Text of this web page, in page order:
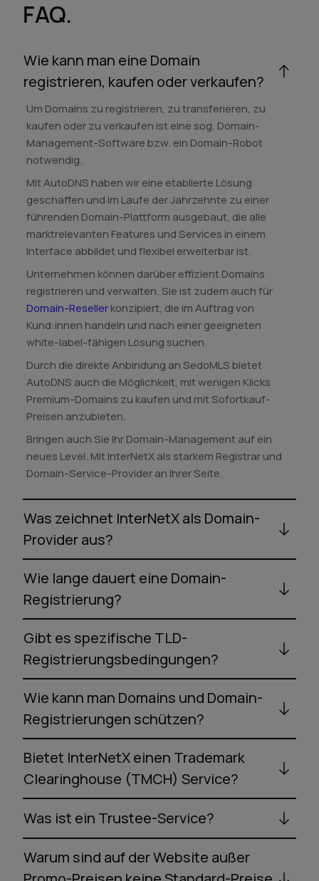
FAQ.
Wie kann man eine Domain
registrieren, kaufen oder verkaufen?
Um Domains zu registrieren, zu transferieren, zu
kaufen oder zu verkaufen ist eine sog. Domain-
Management-Software bzw. ein Domain-Robot
notwendig.
Mit AutoDNS haben wir eine etablierte Lösung
geschaffen und im Laufe der Jahrzehnte zu einer
führenden Domain-Plattform ausgebaut, die alle
marktrelevanten Features und Services in einem
Interface abbildet und flexibel erweiterbar ist.
Unternehmen können darüber effizient Domains
registrieren und verwalten. Sie ist zudem auch für
Domain-Resellerkonzipiert, die im Auftrag von
Kund:innen handeln und nach einer geeigneten
white-label-fähigen Lösung suchen.
Durch die direkte Anbindung an SedoMLS bietet
AutoDNS auch die Möglichkeit, mit wenigen Klicks
Premium-Domains zu kaufen und mit Sofortkauf-
Preisen anzubieten.
Bringen auch Sie Ihr Domain-Management auf ein
neues Level. Mit InterNetX als starkem Registrar und
Domain-Service-Provider an Ihrer Seite.
Was zeichnet InterNetX als Domain-
Provider aus?
Wie lange dauert eine Domain-
Registrierung?
Gibt es spezifische TLD-
Registrierungsbedingungen?
Wie kann man Domains und Domain-
Registrierungen schützen?
Bietet InterNetX einen Trademark
Clearinghouse (TMCH) Service?
Was ist ein Trustee-Service?
Warum sind auf der Website außer